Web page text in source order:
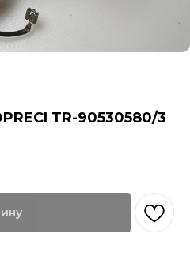
TR-90530580/3